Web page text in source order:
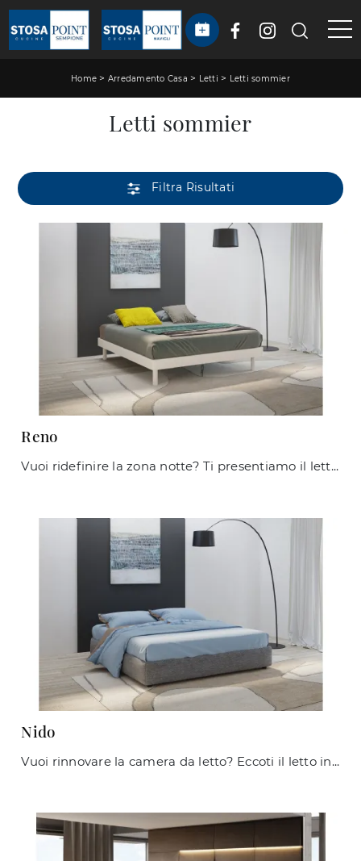
Home > Arredamento Casa > Letti > Letti sommier
Letti sommier
Filtra Risultati
Reno
Vuoi ridefinire la zona notte? Ti presentiamo il letto in laccato opaco Reno di Giessegi per spazi moderni.
Nido
Vuoi rinnovare la camera da letto? Eccoti il letto in tessuto Nido di Giessegi per spazi moderni.